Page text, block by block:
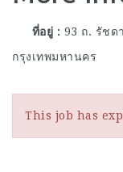
ที่อยู่
93 ถ. รัชด
กรุงเทพมหานคร
This job has